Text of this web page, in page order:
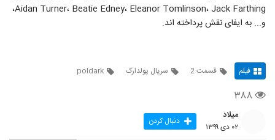
Aidan Turner، Beatie Edney، Eleanor Tomlinson، Jack Farthing،
و... به ایفای نقش پرداخته اند.
فیلم قسمت 2 سریال پولدارک poldark
۳۸۸
میلاد
۰۲ دی ۱۳۹۹ دنبال کردن